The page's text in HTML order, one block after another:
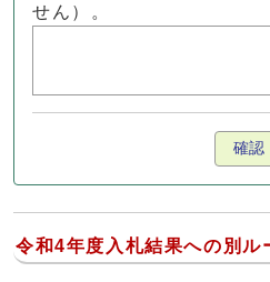
せん）。
確認
令和4年度入札結果への別ル